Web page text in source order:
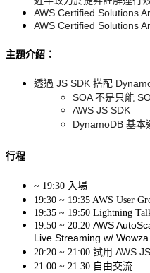
AWS Certified Solutions
AWS Certified Solutions
主題介紹：
透過 JS SDK 搭配
SOA 不是只能
AWS JS SDK
DynamoDB 基本
行程
~ 19:30 入場
19:30 ~ 19:35 AWS User
19:35 ~ 19:50 Lightning
19:50 ~ 20:20 AWS
Live Streaming w/ Wowza
20:20 ~ 21:00 試用 AWS
21:00 ~ 21:30 自由交流